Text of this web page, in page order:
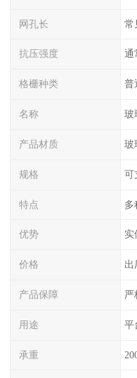
网孔长
抗压强度 通
格栅种类
名称 玻
产品材质 玻
规格 可
特点 多
优势 实
价格 出
产品保障 严
用途 平
承重